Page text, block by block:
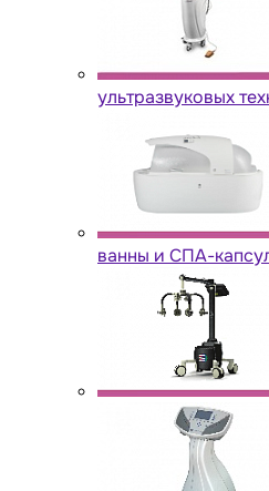
ультразвуковых
ванны и СПА-